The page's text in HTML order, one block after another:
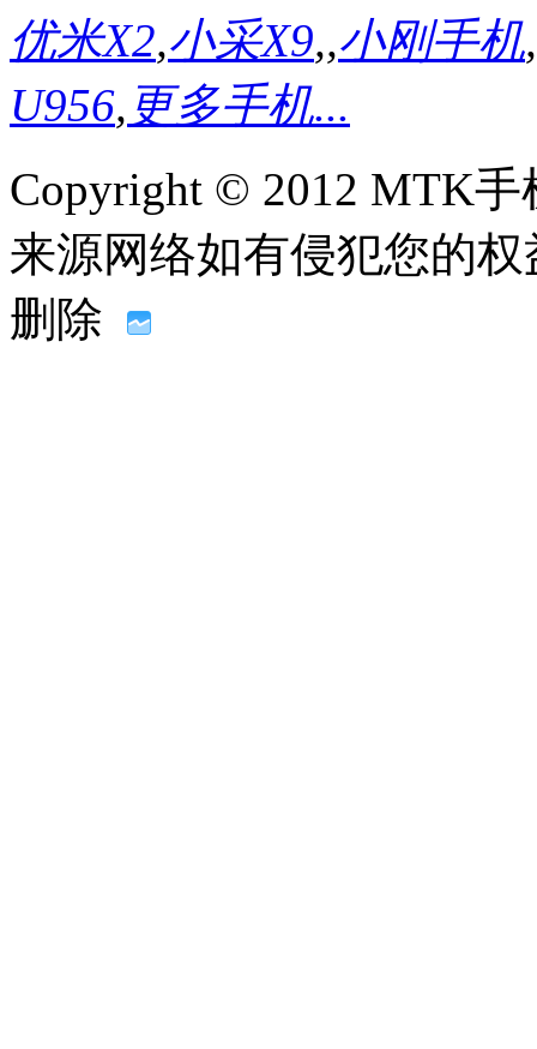
优米X2,小采X9,,小刚手机,
U956, 更多手机...
Copyright © 2012 MTK
来源网络如有侵犯您的
删除